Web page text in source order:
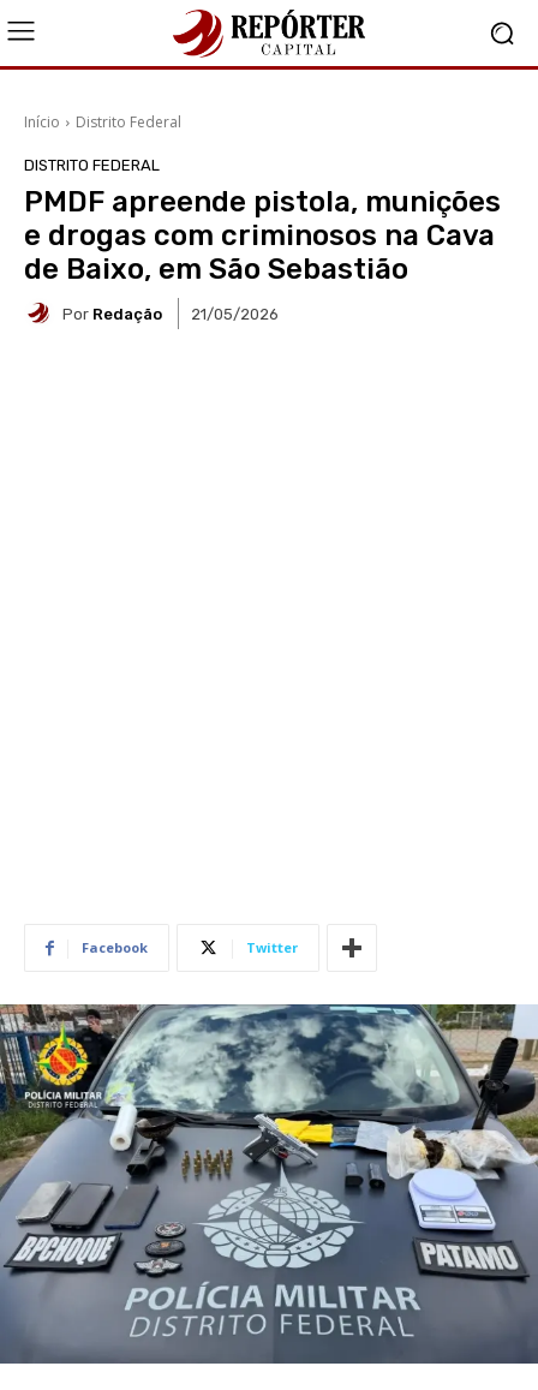
Início Distrito Federal
DISTRITO FEDERAL
PMDF apreende pistola, munições
e drogas com criminosos na Cava
de Baixo, em São Sebastião
Por Redação 21/05/2026
Facebook Twitter